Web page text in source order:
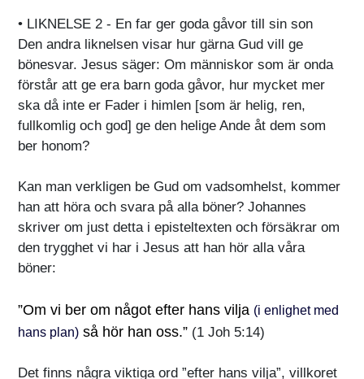
• LIKNELSE 2 - En far ger goda gåvor till sin son
Den andra liknelsen visar hur gärna Gud vill ge
bönesvar. Jesus säger: Om människor som är onda
förstår att ge era barn goda gåvor, hur mycket mer
ska då inte er Fader i himlen [som är helig, ren,
fullkomlig och god] ge den helige Ande åt dem som
ber honom?
Kan man verkligen be Gud om vadsomhelst, kommer
han att höra och svara på alla böner? Johannes
skriver om just detta i episteltexten och försäkrar om
den trygghet vi har i Jesus att han hör alla våra
böner:
”Om vi ber om något efter hans vilja (i enlighet med
hans plan) så hör han oss.” (1 Joh 5:14)
Det finns några viktiga ord ”efter hans vilja”, villkoret